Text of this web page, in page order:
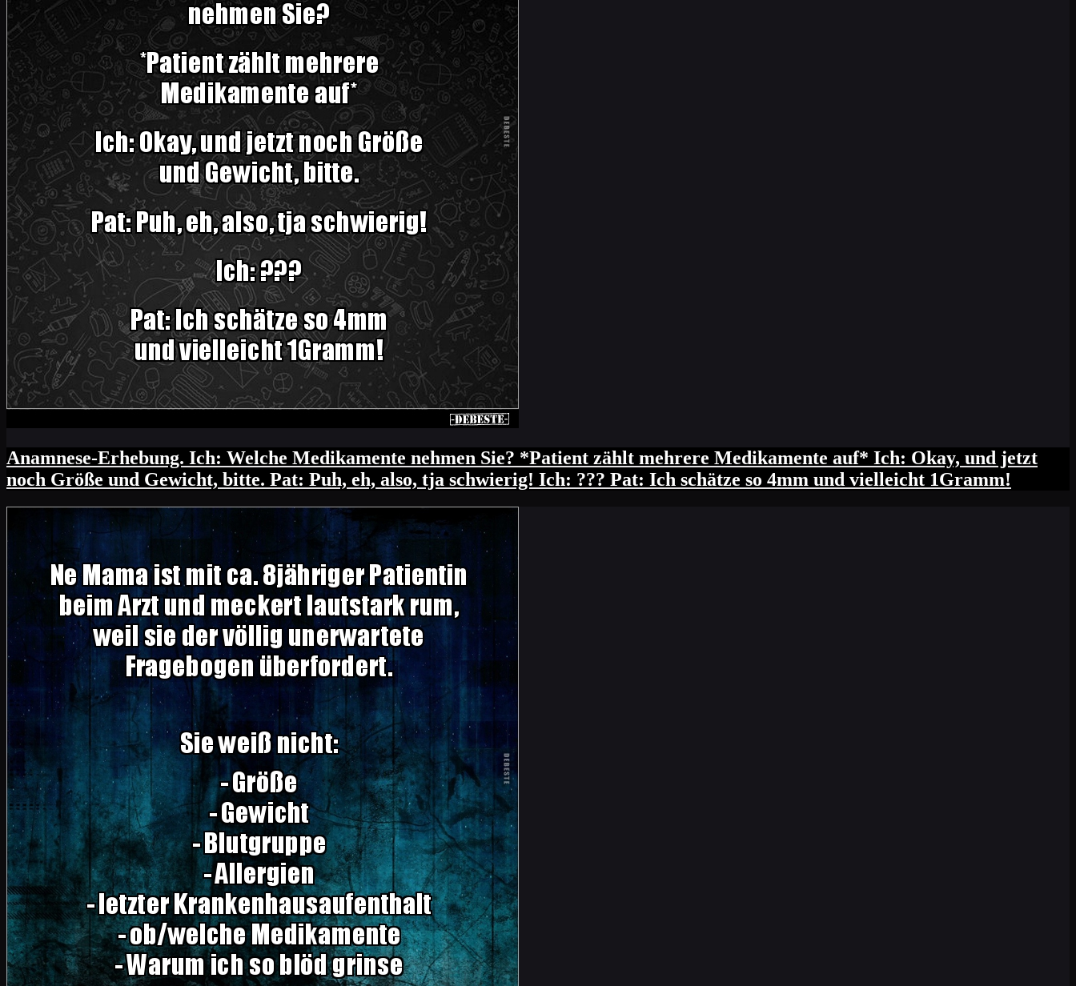
Anamnese-Erhebung. Ich: Welche Medikamente nehmen Sie? *Patient zählt mehrere Medikamente auf* Ich: Okay, und jetzt
noch Größe und Gewicht, bitte. Pat: Puh, eh, also, tja schwierig! Ich: ??? Pat: Ich schätze so 4mm und vielleicht 1Gramm!